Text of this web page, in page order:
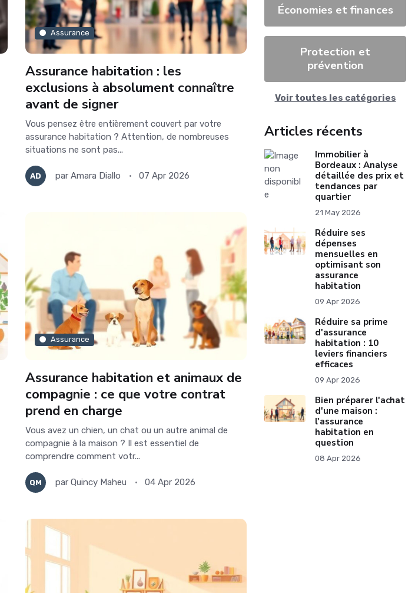
Assurance
Assurance habitation : les
exclusions à absolument connaître
avant de signer
Vous pensez être entièrement couvert par votre
assurance habitation ? Attention, de nombreuses
situations ne sont pas...
AD par Amara Diallo 07 Apr 2026
Assurance
Assurance habitation et animaux de
compagnie : ce que votre contrat
prend en charge
Vous avez un chien, un chat ou un autre animal de
compagnie à la maison ? Il est essentiel de
comprendre comment votr...
QM par Quincy Maheu 04 Apr 2026
Économies et finances
Protection et
prévention
Voir toutes les catégories
Articles récents
Immobilier à
Bordeaux : Analyse
détaillée des prix et
tendances par
quartier
21 May 2026
Réduire ses
dépenses
mensuelles en
optimisant son
assurance
habitation
09 Apr 2026
Réduire sa prime
d'assurance
habitation : 10
leviers financiers
efficaces
09 Apr 2026
Bien préparer l'achat
d'une maison :
l'assurance
habitation en
question
08 Apr 2026